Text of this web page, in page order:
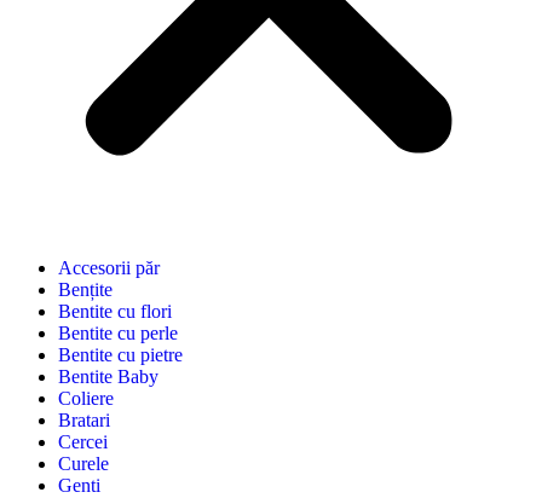
Accesorii păr
Bențite
Bentite cu flori
Bentite cu perle
Bentite cu pietre
Bentite Baby
Coliere
Bratari
Cercei
Curele
Genti